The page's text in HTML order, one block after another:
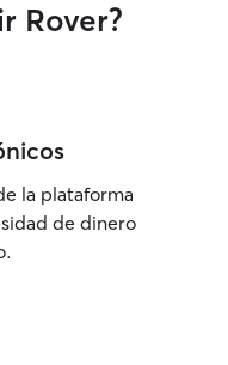
Rover?
la plataforma
de dinero